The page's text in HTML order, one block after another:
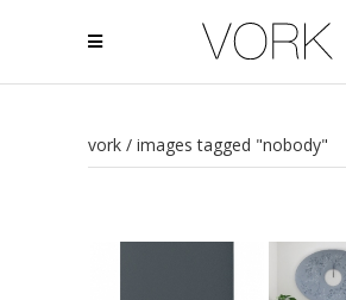
vork / images tagged "nobody"